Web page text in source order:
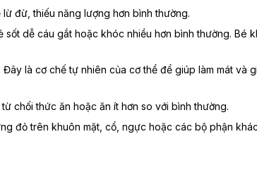
lừ đừ, thiếu năng lượng hơn bình thường.
sốt dễ cáu gắt hoặc khóc nhiều hơn bình thường. Bé
Đây là cơ chế tự nhiên của cơ thể để giúp làm mát và
chối thức ăn hoặc ăn ít hơn so với bình thường.
đỏ trên khuôn mặt, cổ, ngực hoặc các bộ phận khác